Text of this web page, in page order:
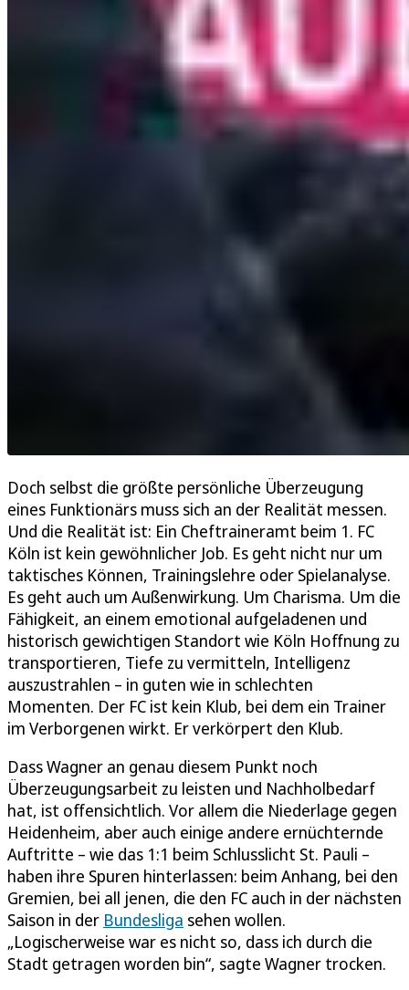
Doch selbst die größte persönliche Überzeugung
eines Funktionärs muss sich an der Realität messen.
Und die Realität ist: Ein Cheftraineramt beim 1. FC
Köln ist kein gewöhnlicher Job. Es geht nicht nur um
taktisches Können, Trainingslehre oder Spielanalyse.
Es geht auch um Außenwirkung. Um Charisma. Um die
Fähigkeit, an einem emotional aufgeladenen und
historisch gewichtigen Standort wie Köln Hoffnung zu
transportieren, Tiefe zu vermitteln, Intelligenz
auszustrahlen – in guten wie in schlechten
Momenten. Der FC ist kein Klub, bei dem ein Trainer
im Verborgenen wirkt. Er verkörpert den Klub.
Dass Wagner an genau diesem Punkt noch
Überzeugungsarbeit zu leisten und Nachholbedarf
hat, ist offensichtlich. Vor allem die Niederlage gegen
Heidenheim, aber auch einige andere ernüchternde
Auftritte – wie das 1:1 beim Schlusslicht St. Pauli –
haben ihre Spuren hinterlassen: beim Anhang, bei den
Gremien, bei all jenen, die den FC auch in der nächsten
Saison in der Bundesliga sehen wollen.
„Logischerweise war es nicht so, dass ich durch die
Stadt getragen worden bin“, sagte Wagner trocken.